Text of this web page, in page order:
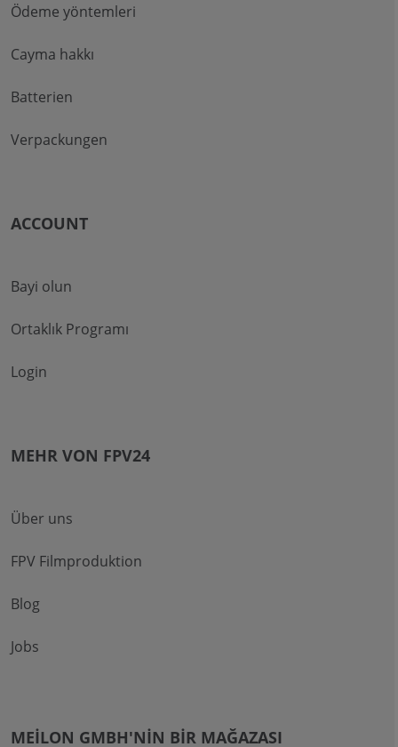
Ödeme yöntemleri
Cayma hakkı
Batterien
Verpackungen
ACCOUNT
Bayi olun
Ortaklık Programı
Login
MEHR VON FPV24
Über uns
FPV Filmproduktion
Blog
Jobs
MEILON GMBH'NIN BIR MAĞAZASI